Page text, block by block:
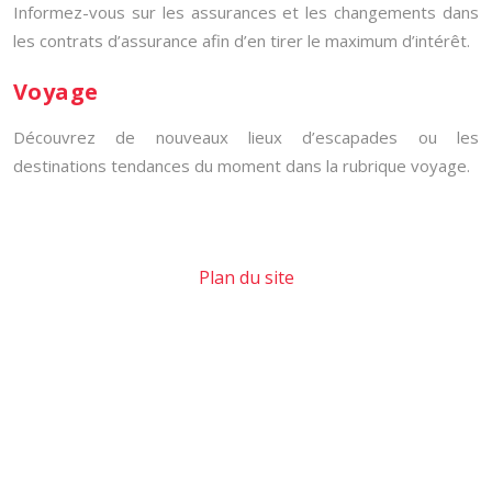
Informez-vous sur les assurances et les changements dans
les contrats d’assurance afin d’en tirer le maximum d’intérêt.
Voyage
Découvrez de nouveaux lieux d’escapades ou les
destinations tendances du moment dans la rubrique voyage.
Plan du site